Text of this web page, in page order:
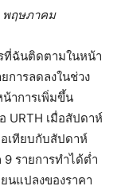
พฤษภาคม
ที่ฉันติดตามในหน้า
การลดลงในช่วง
น้าการเพิ่มขึ้น
URTH เมื่อสัปดาห์
เทียบกับสัปดาห์
รายการทำได้ต่ำ
นแปลงของราคา